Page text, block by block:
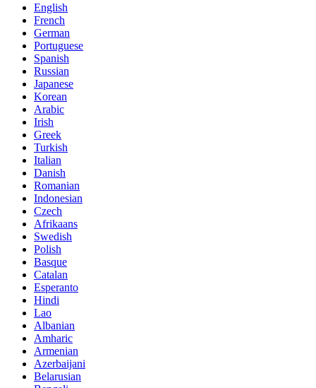
English
French
German
Portuguese
Spanish
Russian
Japanese
Korean
Arabic
Irish
Greek
Turkish
Italian
Danish
Romanian
Indonesian
Czech
Afrikaans
Swedish
Polish
Basque
Catalan
Esperanto
Hindi
Lao
Albanian
Amharic
Armenian
Azerbaijani
Belarusian